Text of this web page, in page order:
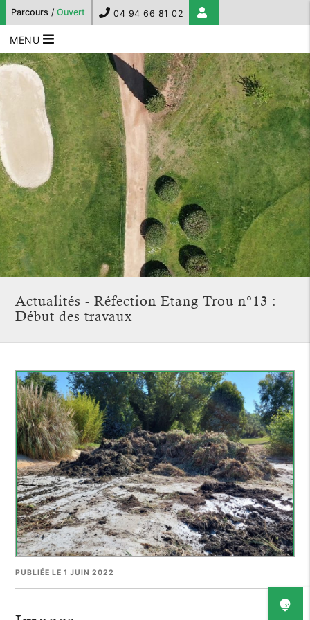
Parcours / Ouvert 04 94 66 81 02
MENU
Actualités - Réfection Etang Trou n°13 :
Début des travaux
PUBLIÉE LE 1 JUIN 2022